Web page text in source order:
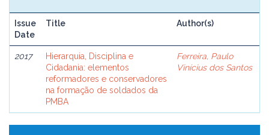
Issue
Date
Title Author(s)
2017
Hierarquia, Disciplina e
Cidadania: elementos
reformadores e conservadores
na formação de soldados da
PMBA
Ferreira, Paulo
Vinícius dos Santos